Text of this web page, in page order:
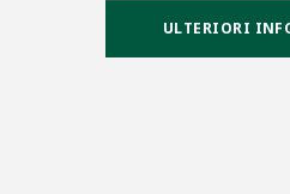
ULTERIORI